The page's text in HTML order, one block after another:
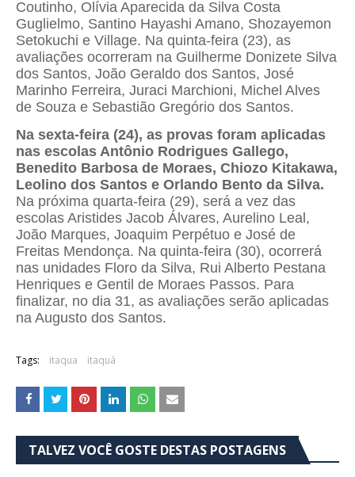
Coutinho, Olívia Aparecida da Silva Costa
Guglielmo, Santino Hayashi Amano, Shozayemon
Setokuchi e Village. Na quinta-feira (23), as
avaliações ocorreram na Guilherme Donizete Silva
dos Santos, João Geraldo dos Santos, José
Marinho Ferreira, Juraci Marchioni, Michel Alves
de Souza e Sebastião Gregório dos Santos.
Na sexta-feira (24), as provas foram aplicadas
nas escolas Antônio Rodrigues Gallego,
Benedito Barbosa de Moraes, Chiozo Kitakawa,
Leolino dos Santos e Orlando Bento da Silva.
Na próxima quarta-feira (29), será a vez das
escolas Aristides Jacob Álvares, Aurelino Leal,
João Marques, Joaquim Perpétuo e José de
Freitas Mendonça. Na quinta-feira (30), ocorrerá
nas unidades Floro da Silva, Rui Alberto Pestana
Henriques e Gentil de Moraes Passos. Para
finalizar, no dia 31, as avaliações serão aplicadas
na Augusto dos Santos.
Tags: itaqua itaquá
TALVEZ VOCÊ GOSTE DESTAS POSTAGENS